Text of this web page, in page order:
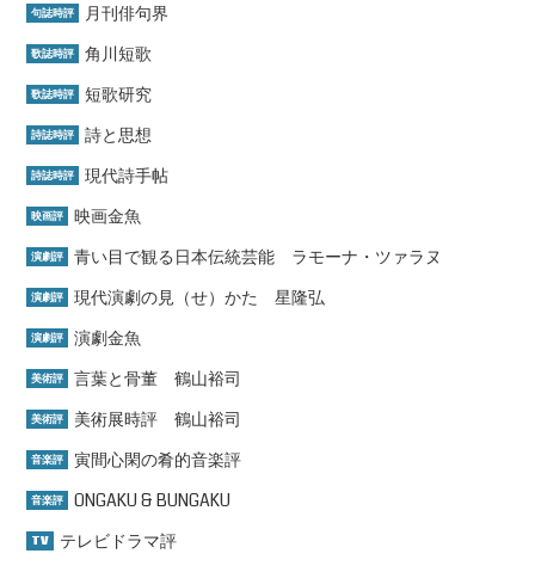
句誌時評 月刊俳句界
歌誌時評 角川短歌
歌誌時評 短歌研究
詩誌時評 詩と思想
詩誌時評 現代詩手帖
映画評 映画金魚
演劇評 青い目で観る日本伝統芸能 ラモーナ・ツァラヌ
演劇評 現代演劇の見（せ）かた 星隆弘
演劇評 演劇金魚
美術評 言葉と骨董 鶴山裕司
美術評 美術展時評 鶴山裕司
音楽評 寅間心閑の肴的音楽評
音楽評 ONGAKU & BUNGAKU
TV テレビドラマ評